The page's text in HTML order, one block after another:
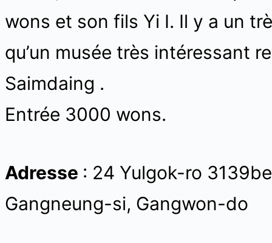
wons et son fils Yi I. Il y a un
qu’un musée très intéressant
Saimdaing .
Entrée 3000 wons.
Adresse : 24 Yulgok-ro
Gangneung-si, Gangwon-do